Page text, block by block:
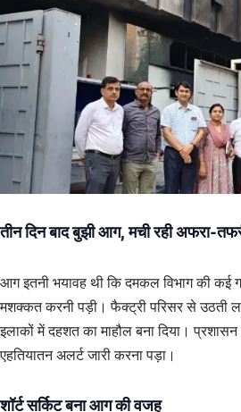
तीन दिन बाद बुझी आग, मची रही अफरा-
आग इतनी भयावह थी कि दमकल विभाग की कई
मशक्कत करनी पड़ी। फैक्ट्री परिसर से
इलाकों में दहशत का माहौल बना दिया।
एहतियातन अलर्ट जारी करना पड़ा।
शॉर्ट सर्किट बना आग की वजह